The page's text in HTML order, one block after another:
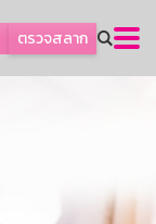
ตรวจสลาก